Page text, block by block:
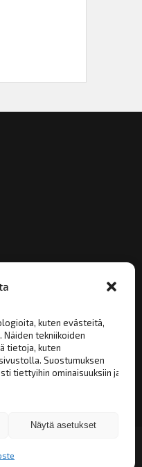
kuten evästeitä,
tekniikoiden
tietoja, kuten
Suostumuksen
tiettyihin ominaisuuksiin ja
Näytä asetukset